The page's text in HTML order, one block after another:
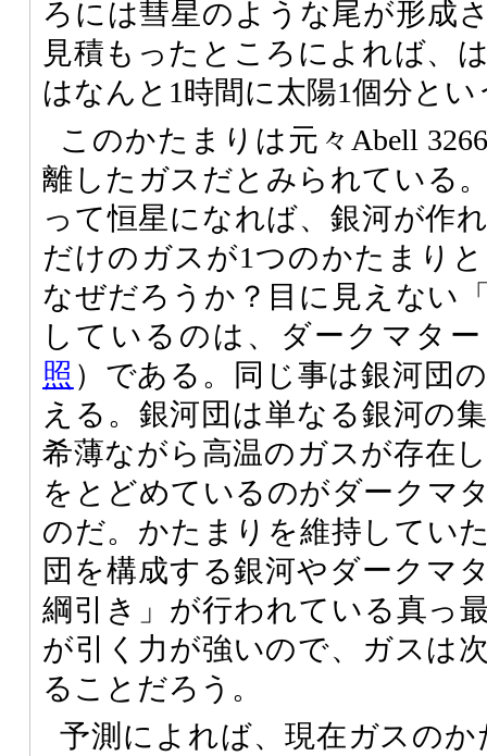
ろには彗星のような尾が形成
見積もったところによれば、
はなんと1時間に太陽1個分とい
このかたまりは元々Abell
離したガスだとみられている
って恒星になれば、銀河が作
だけのガスが1つのかたまり
なぜだろうか？目に見えない
しているのは、ダークマタ
照 ）である。同じ事は銀河団
える。銀河団は単なる銀河の
希薄ながら高温のガスが存在
をとどめているのがダークマ
のだ。かたまりを維持してい
団を構成する銀河やダークマ
綱引き」が行われている真っ
が引く力が強いので、ガスは
ることだろう。
予測によれば、現在ガスのか